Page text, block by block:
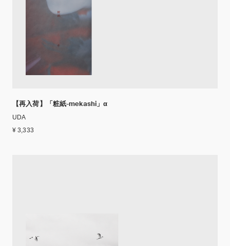
【再入荷】「粧紙-mekashi」α
UDA
¥ 3,333